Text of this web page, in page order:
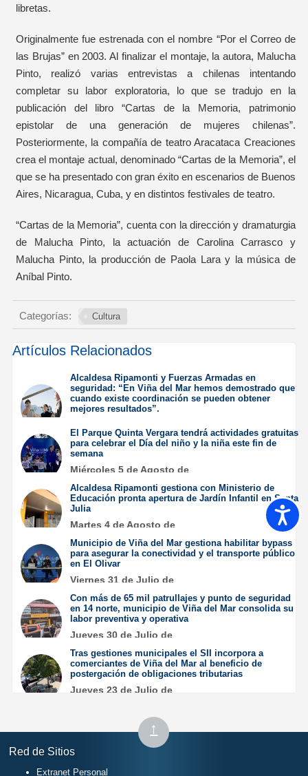
libretas.
Originalmente fue estrenada con el nombre “Por el Correo de
las Brujas” en 2003. Al finalizar el montaje, la autora, Malucha
Pinto, realizó varias entrevistas a chilenas intentando
completar su labor exploratoria, lo que se tradujo en la
publicación del libro “Cartas de la Memoria, patrimonio
epistolar de una generación de mujeres chilenas”.
Posteriormente, la compañía de teatro Aracataca Creaciones
crea el montaje actual, denominado “Cartas de la Memoria”, el
que se ha presentado con gran éxito en escenarios de Buenos
Aires, Nicaragua, Cuba, y en distintos festivales de teatro.
“Cartas de la Memoria”, cuenta con la dirección y dramaturgia
de Malucha Pinto, la actuación de Carolina Carrasco y
Malucha Pinto, la producción de Paola Lara y la música de
Aníbal Pinto.
Categorías: Cultura
Artículos Relacionados
Alcaldesa Ripamonti y Fuerzas Armadas en
seguridad: “En Viña del Mar hemos demostrado que
cuando existe coordinación se pueden obtener
mejores resultados”.
2026
El Parque Quinta Vergara tendrá actividades gratuitas
para celebrar el Día del niño y la niña este fin de
semana
Miércoles 5 de Agosto de
Alcaldesa Ripamonti gestiona con Ministerio de
Educación pronta apertura de Jardín Infantil en Santa
Julia
Martes 4 de Agosto de
Municipio de Viña del Mar gestiona habilitar bypass
para asegurar la conectividad y el transporte público
en El Olivar
Viernes 31 de Julio de
Con más de 65 mil patrullajes y punto de seguridad
en 14 norte, municipio de Viña del Mar consolida su
labor preventiva y operativa
Jueves 30 de Julio de
Tras gestiones municipales el SII incorpora a
comerciantes de Viña del Mar al beneficio de
postergación de obligaciones tributarias
Jueves 23 de Julio de
↑ Subir
al
Red de Sitios
Extranet Personal